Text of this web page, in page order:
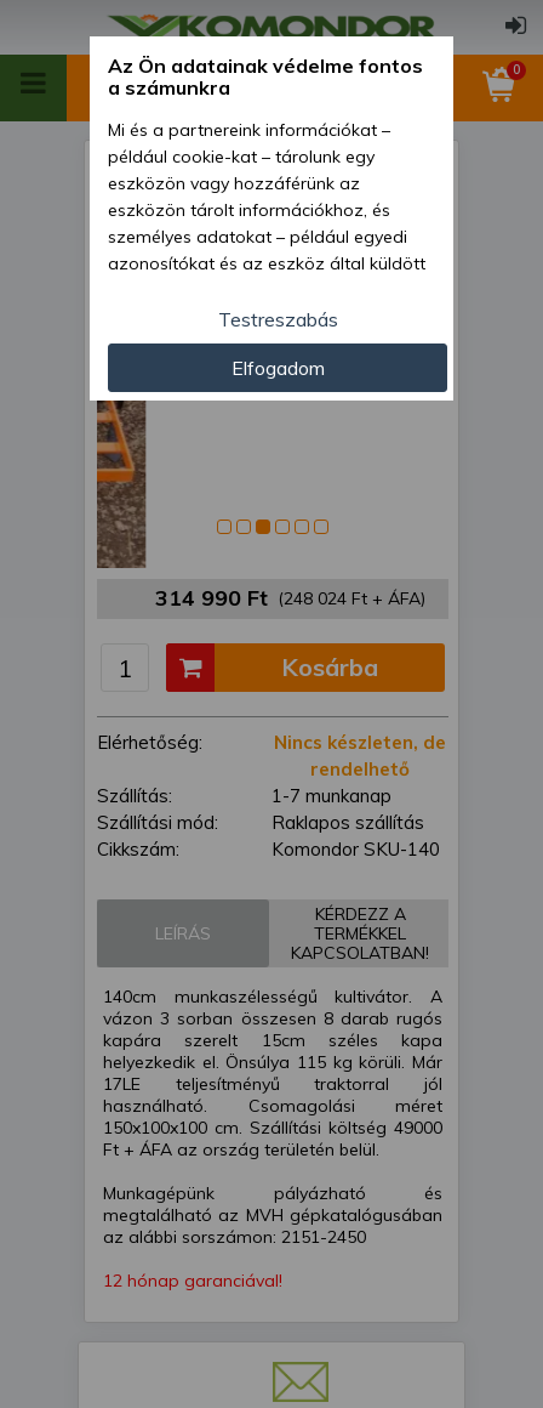
0
Kultivátor 140 cm-es
szántóföldi, rögtörővel, japán
kistraktorokhoz, Komondor
SKU-140
314 990 Ft (248 024 Ft + ÁFA)
Elérhetőség:
Nincs készleten, de
rendelhető
Szállítás:
1-7 munkanap
Szállítási mód:
Raklapos szállítás
Cikkszám:
Komondor SKU-140
Kosárba
LEÍRÁS
KÉRDEZZ A
TERMÉKKEL
KAPCSOLATBAN!
140cm munkaszélességű kultivátor. A
vázon 3 sorban összesen 8 darab rugós
kapára szerelt 15cm széles kapa
helyezkedik el. Önsúlya 115 kg körüli. Már
17LE teljesítményű traktorral jól
használható. Csomagolási méret
150x100x100 cm. Szállítási költség 49000
Ft + ÁFA az ország területén belül.
Munkagépünk pályázható és
megtalálható az MVH gépkatalógusában
az alábbi sorszámon: 2151-2450
12 hónap garanciával!
Az Ön adatainak védelme fontos
a számunkra
Mi és a partnereink információkat –
például cookie-kat – tárolunk egy
eszközön vagy hozzáférünk az
eszközön tárolt információkhoz, és
személyes adatokat – például egyedi
azonosítókat és az eszköz által küldött
személyre szabott hirdetések és
tartalom nyújtásához, hirdetés- és
tartalomméréshez, nézettségi adatok
gyűjtéséhez, valamint termékek
kifejlesztéséhez és a termékek
javításához. Az Ön engedélyével mi és a
partnereink eszközleolvasásos
módszerrel szerzett pontos geolokációs
adatokat és azonosítási információkat
is felhasználhatunk. A megfelelő helyre
kattintva hozzájárulhat ahhoz, hogy mi
és a partnereink a fent leírtak szerint
lehetőségként a hozzájárulás
megadása vagy elutasítása előtt
részletesebb információkhoz juthat, és
megváltoztathatja beállításait. Felhívjuk
figyelmét, hogy személyes adatainak
bizonyos kezeléséhez nem feltétlenül
szükséges az Ön hozzájárulása, de
jogában áll tiltakozni az ilyen jellegű
a weboldalra érvényesek. Erre a
webhelyre visszatérve vagy az
adatvédelmi szabályzatunk segítségével
bármikor megváltoztathatja a
beállításait.
Testreszabás
Elfogadom